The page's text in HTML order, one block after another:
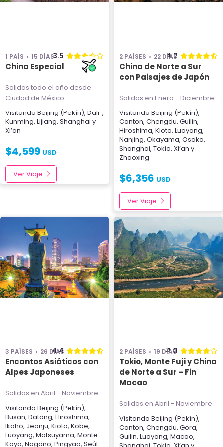
1 PAÍS 15 DÍAS3.5
China Especial
Salidas todo el año desde
Ciudad de México
Visitando Beijing (Pekín), Dali ,
Kunming, Lijiang, Shanghai y
Xi’an
$4,599 USD
Ver Viaje
2 PAÍSES 22 DÍAS
4.2
China de Norte a Sur
con Paisajes de Japón
Salidas en Enero - Diciembre
Visitando Beijing (Pekín),
Canton, Chengdu, Guilin,
Hiroshima, Kioto, Luoyang,
Nanjing, Okayama, Osaka,
Shanghai, Tokio, Xi’an y
Zhaoxing
$6,356 USD
Ver Viaje
3 PAÍSES 26 DÍAS
4.4
Encantos Asiáticos con
Alpes Japoneses
Salidas en Abril - Noviembre
Visitando Beijing (Pekín),
Busan, Datong, Hiroshima,
Ikaho, Jeonju, Kioto, Kobe,
Luoyang, Matsuyama, Monte
Koya, Nagano, Pingyao, Seúl ...
2 PAÍSES 19 DÍAS
4.0
Tokio, Monte Fuji y China
de Norte a Sur – Fin
Macao
Salidas en Abril - Noviembre
Visitando Beijing (Pekín),
Canton, Chengdu, Gora,
Guilin, Luoyang, Macao,